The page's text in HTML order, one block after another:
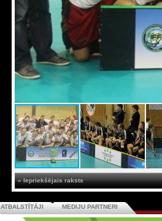
« Iepriekšējais raksts
ATBALSTĪTĀJI MEDIJU PARTNERI